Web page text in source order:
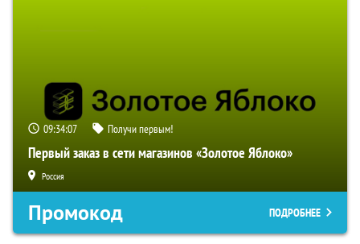
09:34:06 Получи первым!
Первый заказ в сети магазинов «Золотое Яблоко»
Россия
Промокод ПОДРОБНЕЕ